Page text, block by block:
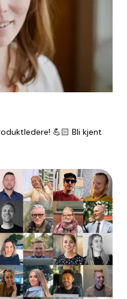
💪🏻 Bli kjent